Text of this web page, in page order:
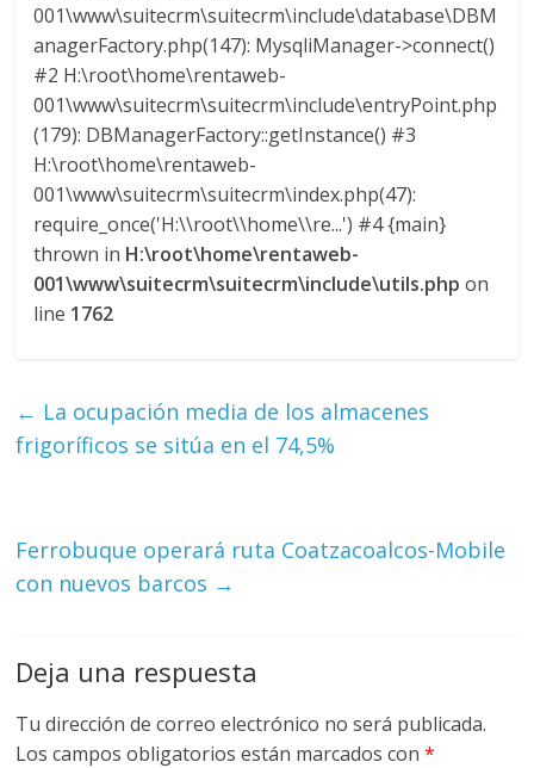
001\www\suitecrm\suitecrm\include\database\DBM
anagerFactory.php(147): MysqliManager->connect()
#2 H:\root\home\rentaweb-
001\www\suitecrm\suitecrm\include\entryPoint.php
(179): DBManagerFactory::getInstance() #3
H:\root\home\rentaweb-
001\www\suitecrm\suitecrm\index.php(47):
require_once('H:\\root\\home\\re...') #4 {main}
thrown in H:\root\home\rentaweb-
001\www\suitecrm\suitecrm\include\utils.php on
line 1762
← La ocupación media de los almacenes
frigoríficos se sitúa en el 74,5%
Ferrobuque operará ruta Coatzacoalcos-Mobile
con nuevos barcos →
Deja una respuesta
Tu dirección de correo electrónico no será publicada.
Los campos obligatorios están marcados con*